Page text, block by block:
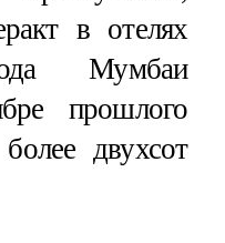
в отелях
Мумбаи
прошлого
двухсот